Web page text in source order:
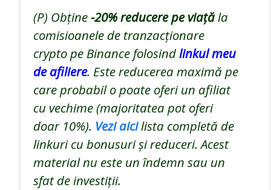
(P) Obține-20%reducere pe viațăla
comisioanele de tranzacționare
crypto pe Binance folosindlinkul meu
de afiliere. Este reducerea maximă pe
care probabil o poate oferi un afiliat
cu vechime (majoritatea pot oferi
doar 10%). Vezi aicilista completă de
linkuri cu bonusuri și reduceri. Acest
material nu este un îndemn sau un
sfat de investiții.